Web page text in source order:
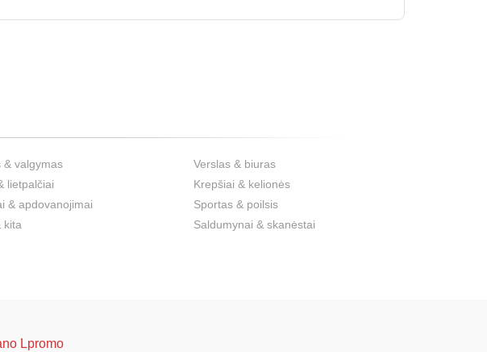
& valgymas
lietpalčiai
& apdovanojimai
kita
Verslas & biuras
Krepšiai & kelionės
Sportas & poilsis
Saldumynai & skanėstai
Lpromo